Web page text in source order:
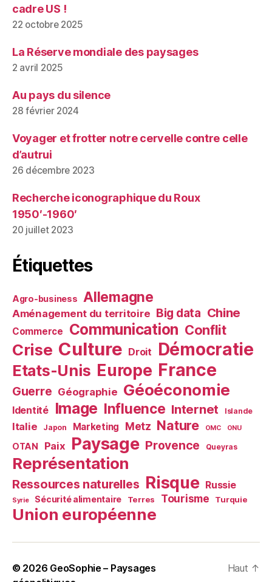
cadre US !
22 octobre 2025
La Réserve mondiale des paysages
2 avril 2025
Au pays du silence
28 février 2024
Voyager et frotter notre cervelle contre celle
d’autrui
26 décembre 2023
Recherche iconographique du Roux
1950′-1960′
20 juillet 2023
Étiquettes
Agro-business Allemagne
Aménagement du territoire Big data Chine
Commerce Communication Conflit
Crise Culture Droit Démocratie
Etats-Unis Europe France
Guerre Géographie Géoéconomie
Identité Image Influence Internet Islande
Italie Japon Marketing Metz Nature OMC ONU
OTAN Paix Paysage Provence Queyras
Représentation
Ressources naturelles Risque Russie
Syrie Sécurité alimentaire Terres Tourisme Turquie
Union européenne
© 2026 GeoSophie – Paysages
Haut ↑